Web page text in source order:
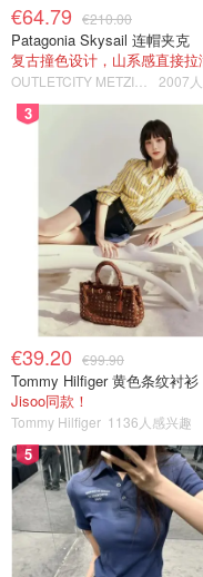
€64.79 €210.00
Patagonia Skysail 连帽夹克
复古撞色设计，山系感直接拉
2007
3
€39.20 €99.90
Tommy Hilfiger 黄色条纹衬衫
Jisoo同款！
Tommy Hilfiger 1136人感兴趣
5